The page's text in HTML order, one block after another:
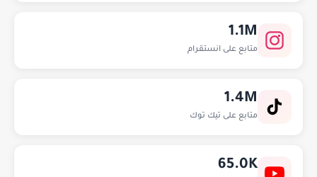
1.1M
متابع على انستقرام
1.4M
متابع على تيك توك
65.0K